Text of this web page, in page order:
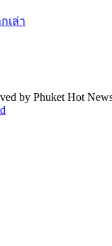
เล่า
by Phuket Hot